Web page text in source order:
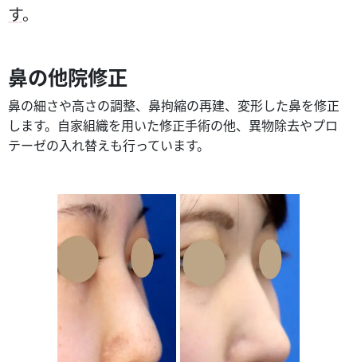
す。
鼻の他院修正
鼻の細さや高さの調整、鼻拘縮の再建、変形した鼻を修正
します。自家組織を用いた修正手術の他、異物除去やプロ
テーゼの入れ替えも行っています。